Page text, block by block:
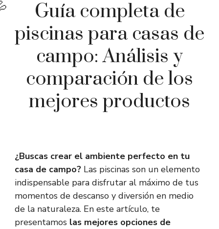
Guía completa de
piscinas para casas de
campo: Análisis y
comparación de los
mejores productos
¿Buscas crear el ambiente perfecto en tu
casa de campo? Las piscinas son un elemento
indispensable para disfrutar al máximo de tus
momentos de descanso y diversión en medio
de la naturaleza. En este artículo, te
presentamos las mejores opciones de